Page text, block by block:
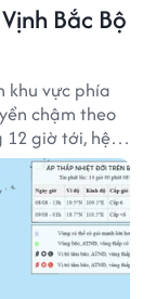
Bắc Bộ
khu vực phía
chậm theo
giờ tới, hệ